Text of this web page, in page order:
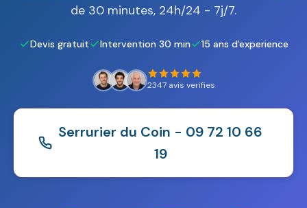
de 30 minutes, 24h/24 - 7j/7.
Devis gratuit Intervention 30 min 15 ans d'experience
2347 avis verifies
Serrurier du Coin - 09 72 10 66
19